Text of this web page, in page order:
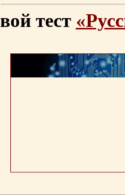
тест